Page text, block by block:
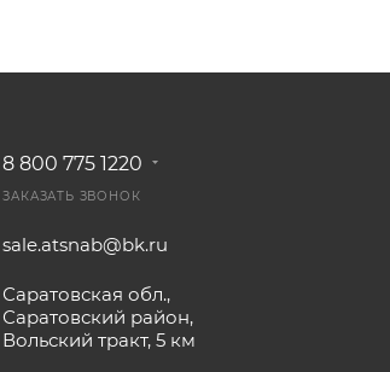
8 800 775 1220
ЗАКАЗАТЬ ЗВОНОК
sale.atsnab@bk.ru
Саратовская обл.,
Саратовский район,
Вольский тракт, 5 км